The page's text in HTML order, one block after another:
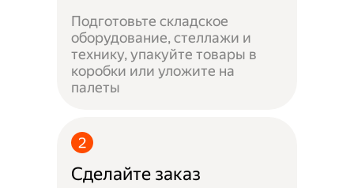
Подготовьте складское
оборудование, стеллажи и
технику, упакуйте товары в
коробки или уложите на
палеты
Сделайте заказ